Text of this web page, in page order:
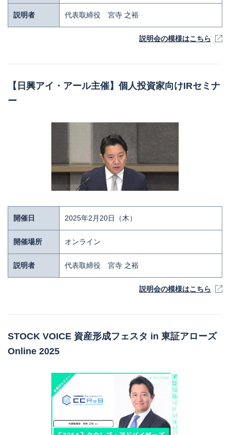
説明者 代表取締役 宮寺 之裕
説明会の模様はこちら
【日興アイ・アール主催】個人投資家向けIRセミナ
ー
開催日 2025年2月20日（木）
開催場所 オンライン
説明者 代表取締役 宮寺 之裕
説明会の模様はこちら
STOCK VOICE 資産形成フェスタ in 東証アローズ
Online 2025